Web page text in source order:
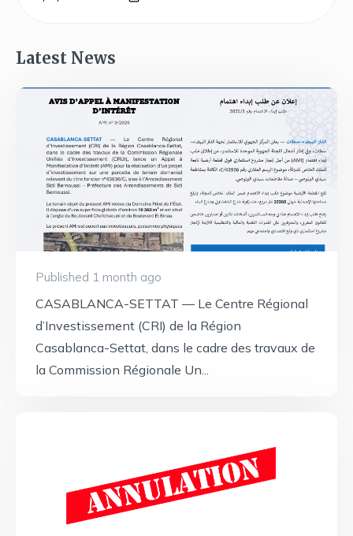
Latest News
Published 1 month ago
CASABLANCA-SETTAT — Le Centre Régional
d’Investissement (CRI) de la Région
Casablanca-Settat, dans le cadre des travaux de
la Commission Régionale Un...